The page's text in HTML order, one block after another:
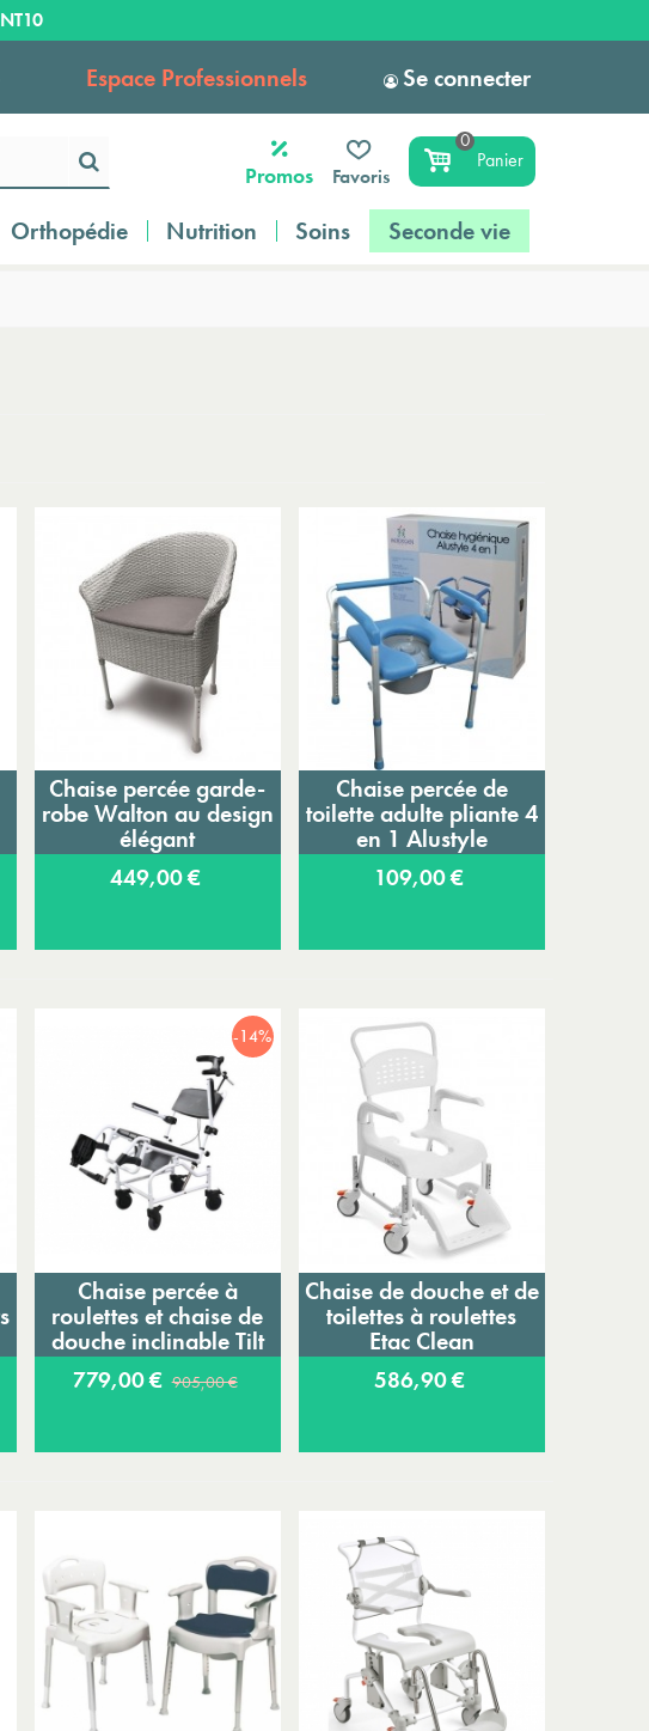
Espace Professionnels Se connecter
Promos Favoris
0
Panier
Orthopédie Nutrition Soins Seconde vie
Ajouter au panier
Chaise percée garde-
robe Walton au design
élégant
449,00 €
Ajouter au panier
Chaise percée de
toilette adulte pliante 4
en 1 Alustyle
109,00 €
-14%
Ajouter au panier
Chaise percée à
roulettes et chaise de
douche inclinable Tilt
779,00 € 905,00 €
Ajouter au panier
Chaise de douche et de
toilettes à roulettes
Etac Clean
586,90 €